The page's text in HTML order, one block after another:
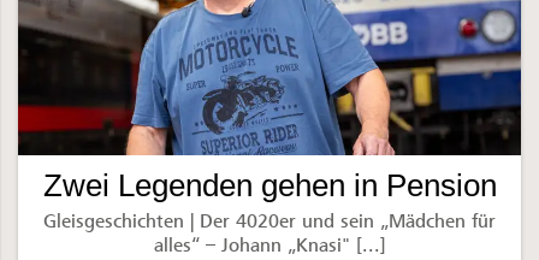
Zwei Legenden gehen in Pension
Gleisgeschichten | Der 4020er und sein „Mädchen für
alles“ – Johann „Knasi" [...]